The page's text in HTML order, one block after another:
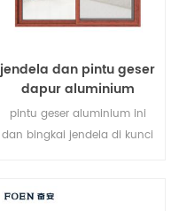
jendela dan pintu geser
dapur aluminium
pintu geser aluminium ini
dan bingkai jendela di kunci
anti-pencurian sangat baik.